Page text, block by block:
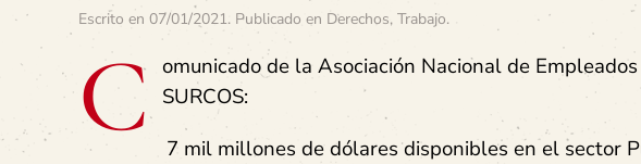
Escrito en 07/01/2021. Publicado en Derechos, Trabajo.
C omunicado de la Asociación Nacional de
SURCOS:
7 mil millones de dólares disponibles en el sector